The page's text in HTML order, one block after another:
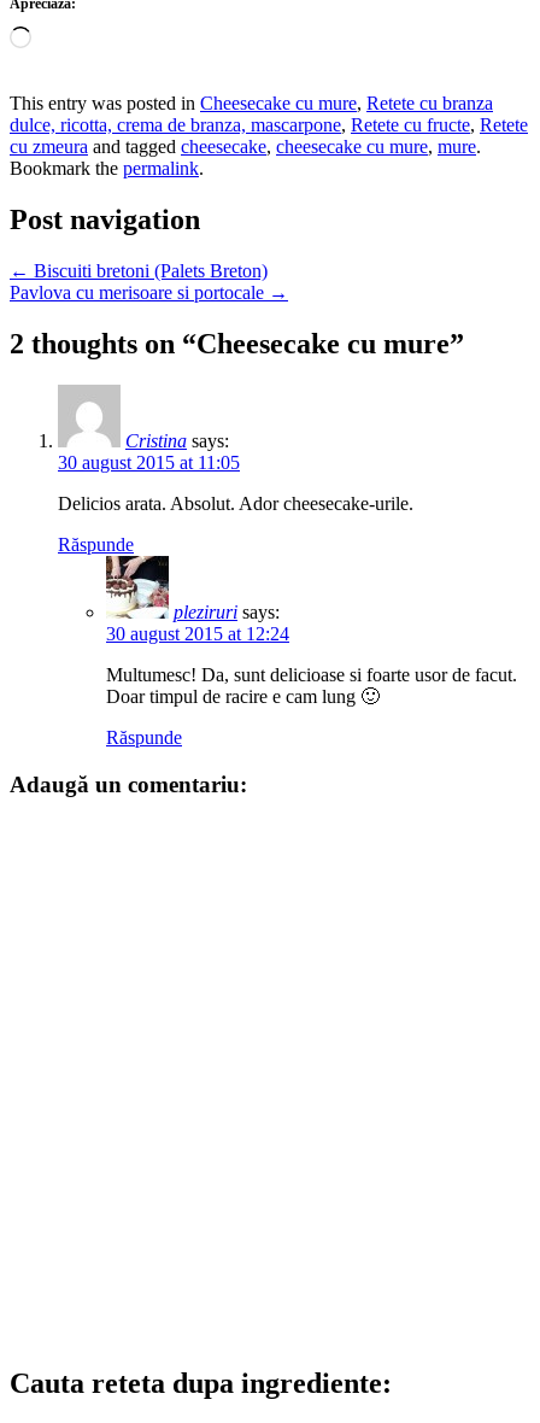
Apreciază:
Încarc...
This entry was posted in Cheesecake cu mure, Retete cu branza
dulce, ricotta, crema de branza, mascarpone, Retete cu fructe, Retete
cu zmeura and tagged cheesecake, cheesecake cu mure, mure.
Bookmark the permalink.
Post navigation
← Biscuiti bretoni (Palets Breton)
Pavlova cu merisoare si portocale →
2 thoughts on “Cheesecake cu mure”
Cristina says:
30 august 2015 at 11:05
Delicios arata. Absolut. Ador cheesecake-urile.
Răspunde
pleziruri says:
30 august 2015 at 12:24
Multumesc! Da, sunt delicioase si foarte usor de facut.
Doar timpul de racire e cam lung 🙂
Răspunde
Adaugă un comentariu:
Cauta reteta dupa ingrediente: